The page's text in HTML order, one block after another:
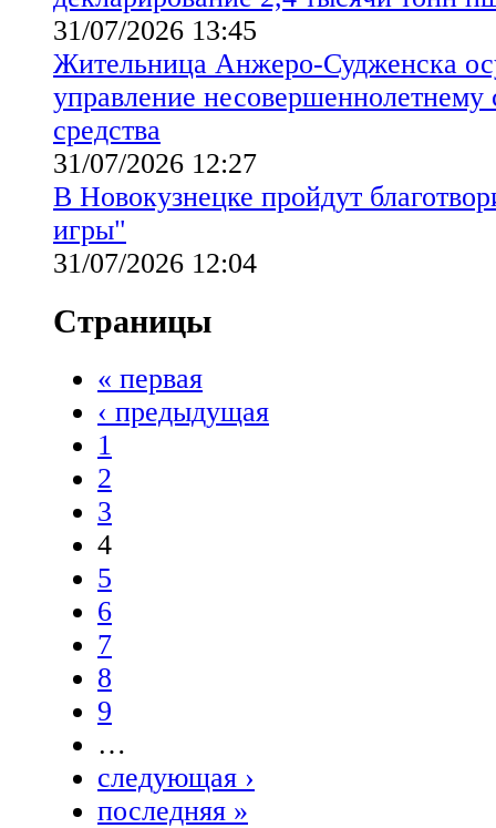
31/07/2026 13:45
Жительница Анжеро-Судженска
управление несовершеннолетнему
средства
31/07/2026 12:27
В Новокузнецке пройдут
игры"
31/07/2026 12:04
Страницы
« первая
‹ предыдущая
1
2
3
4
5
6
7
8
9
…
следующая ›
последняя »